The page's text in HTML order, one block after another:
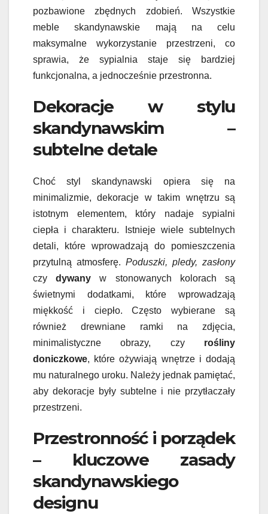
pozbawione zbędnych zdobień. Wszystkie
meble skandynawskie mają na celu
maksymalne wykorzystanie przestrzeni, co
sprawia, że sypialnia staje się bardziej
funkcjonalna, a jednocześnie przestronna.
Dekoracje w stylu
skandynawskim –
subtelne detale
Choć styl skandynawski opiera się na
minimalizmie, dekoracje w takim wnętrzu są
istotnym elementem, który nadaje sypialni
ciepła i charakteru. Istnieje wiele subtelnych
detali, które wprowadzają do pomieszczenia
przytulną atmosferę. Poduszki, pledy, zasłony
czydywany w stonowanych kolorach są
świetnymi dodatkami, które wprowadzają
miękkość i ciepło. Często wybierane są
również drewniane ramki na zdjęcia,
minimalistyczne obrazy, czy rośliny
doniczkowe, które ożywiają wnętrze i dodają
mu naturalnego uroku. Należy jednak pamiętać,
aby dekoracje były subtelne i nie przytłaczały
przestrzeni.
Przestronność i porządek
– kluczowe zasady
skandynawskiego
designu